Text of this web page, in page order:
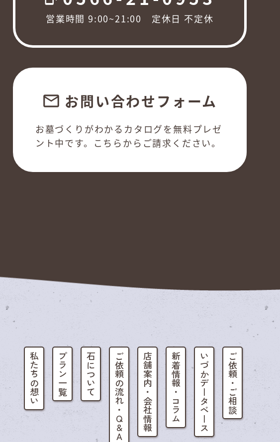
営業時間 9:00~21:00 定休日 不定休
email お問い合わせフォーム
お墓づくりがわかるカタログを無料プレゼ
ント中です。こちらからご請求ください。
私たちの想い プラン一覧 石について ご依頼の流れ・Q&A 店舗案内・会社情報 新着情報・コラム いづかデータベース ご依頼・ご相談